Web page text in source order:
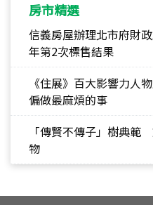
房市精選
信義房屋辦理北市府財
年第2次標售結果
《住展》百大影響力人
偏做最麻煩的事
「傳賢不傳子」樹典
物